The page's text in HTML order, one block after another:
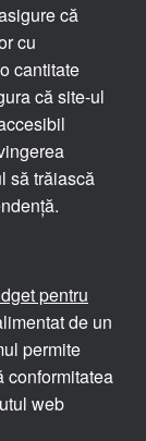
că
cu
cantitate
că site-ul
să trăiască
pentru
de un
permite
conformitatea
web